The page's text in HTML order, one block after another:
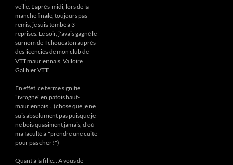
veille. L'après-midi, lors de la
manche finale, toujours pas
remis, je suis tombé à 3
reprises. Le soir, j'avais gagné le
surnom de Tchoucaton auprès
des licenciés de mon club de
VTT mauriennais, Valloire
Galibier VTT.
En effet, ce terme signifie
"ivrogne" en patois haut-
mauriennais... (chose que je ne
suis absolument pas puisque je
ne bois quasiment jamais, d'où
ma faculté à "prendre une cuite
pour pas cher !")
Quant à la fille... A vous de